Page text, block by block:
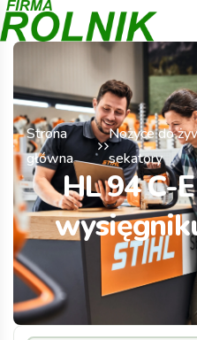
Strona
główna
Nożyce do
sekatory
HL 94 C-